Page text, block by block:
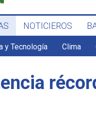
NOTICIEROS
y Tecnología Clima